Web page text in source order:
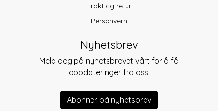
Frakt og retur
Personvern
Nyhetsbrev
Meld deg på nyhetsbrevet vårt for å få
oppdateringer fra oss.
Abonner på nyhetsbrev